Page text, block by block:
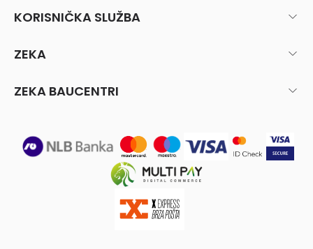
KORISNIČKA SLUŽBA
ZEKA
ZEKA BAUCENTRI